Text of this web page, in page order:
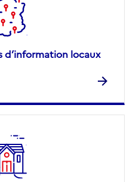
d’information locaux